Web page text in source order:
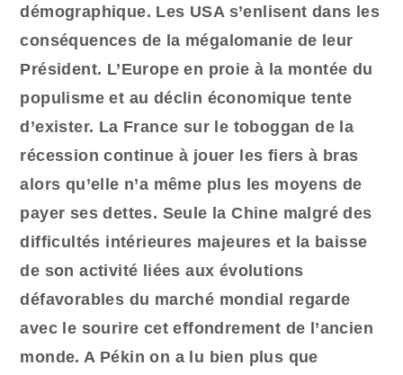
démographique. Les USA s’enlisent dans les
conséquences de la mégalomanie de leur
Président. L’Europe en proie à la montée du
populisme et au déclin économique tente
d’exister. La France sur le toboggan de la
récession continue à jouer les fiers à bras
alors qu’elle n’a même plus les moyens de
payer ses dettes. Seule la Chine malgré des
difficultés intérieures majeures et la baisse
de son activité liées aux évolutions
défavorables du marché mondial regarde
avec le sourire cet effondrement de l’ancien
monde. A Pékin on a lu bien plus que